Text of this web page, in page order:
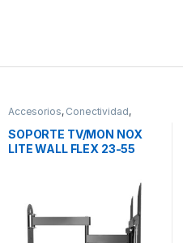
Accesorios, Conectividad,
SOPORTE TV/MON NOX
LITE WALL FLEX 23-55